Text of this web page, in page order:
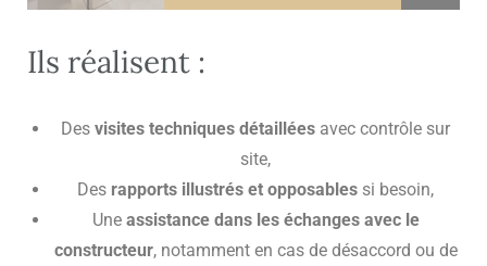
Ils réalisent :
Des visites techniques détaillées avec contrôle sur
site,
Des rapports illustrés et opposables si besoin,
Une assistance dans les échanges avec le
constructeur, notamment en cas de désaccord ou de